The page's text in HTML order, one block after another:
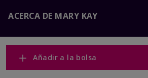
Añadir a la bolsa
ACERCA DE MARY KAY
Garantía de Satisfacción
Sobre Mary Kay